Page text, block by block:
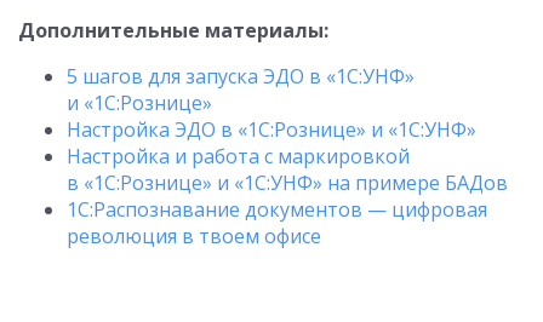
Дополнительные материалы:
5 шагов для запуска ЭДО в «1С:УНФ»
и «1С:Рознице»
Настройка ЭДО в «1С:Рознице» и «1С:УНФ»
Настройка и работа с маркировкой
в «1С:Рознице» и «1С:УНФ» на примере БАДов
1С:Распознавание документов — цифровая
революция в твоем офисе